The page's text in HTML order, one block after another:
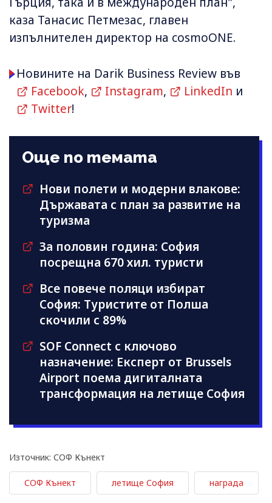
каза Танасис Петмезас, главен
изпълнителен директор на cosmoONE.
Новините на Darik Business Review във
Facebook, Instagram, LinkedIn и
Twitter!
Още по темата
Нови полети и модерни влакове:
Държавата с план за развитие на
туризма
За половин година: София
посрещна 670 хил. туристи
Все повече поляци избират
София: Туристите от Полша
скочили с 89%
SOF Connect с ключово
назначение: Експерт от Brussels
Airport поема дигиталната
трансформация на летище София
Източник: СОФ Кънект
СОФ Кънект летище София награда